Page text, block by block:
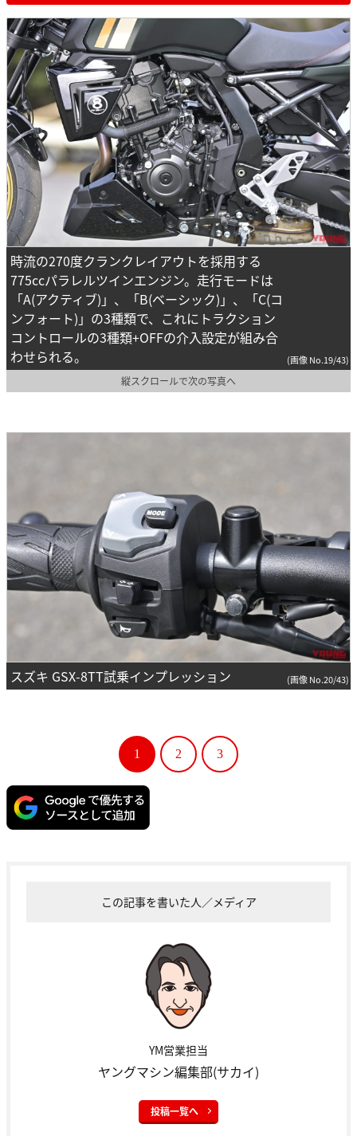
時流の270度クランクレイアウトを採用する
775ccパラレルツインエンジン。走行モードは
「A(アクティブ)」、「B(ベーシック)」、「C(コ
ンフォート)」の3種類で、これにトラクション
コントロールの3種類+OFFの介入設定が組み合
わせられる。
(画像 No.19/43)
縦スクロールで次の写真へ
スズキ GSX-8TT試乗インプレッション (画像 No.20/43)
1 2 3
この記事を書いた人／メディア
YM営業担当
ヤングマシン編集部(サカイ)
投稿一覧へ